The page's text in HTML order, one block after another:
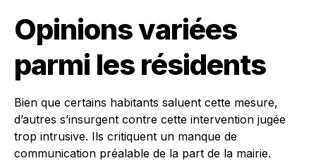
Opinions variées
parmi les résidents
Bien que certains habitants saluent cette mesure,
d’autres s’insurgent contre cette intervention jugée
trop intrusive. Ils critiquent un manque de
communication préalable de la part de la mairie.